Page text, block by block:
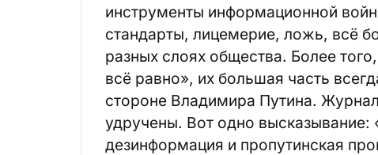
инструменты информационной
стандарты, лицемерие, ложь, всё
разных слоях общества. Более
всё равно», их большая часть
стороне Владимира Путина.
удручены. Вот одно высказывание:
дезинформация и пропутинская